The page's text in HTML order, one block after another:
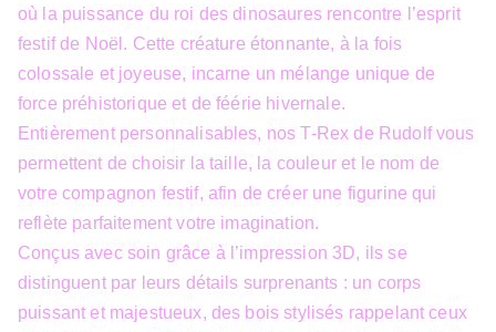
où la puissance du roi des dinosaures rencontre l’esprit
festif de Noël. Cette créature étonnante, à la fois
colossale et joyeuse, incarne un mélange unique de
force préhistorique et de féérie hivernale.
Entièrement personnalisables, nos T-Rex de Rudolf vous
permettent de choisir la taille, la couleur et le nom de
votre compagnon festif, afin de créer une figurine qui
reflète parfaitement votre imagination.
Conçus avec soin grâce à l’impression 3D, ils se
distinguent par leurs détails surprenants : un corps
puissant et majestueux, des bois stylisés rappelant ceux